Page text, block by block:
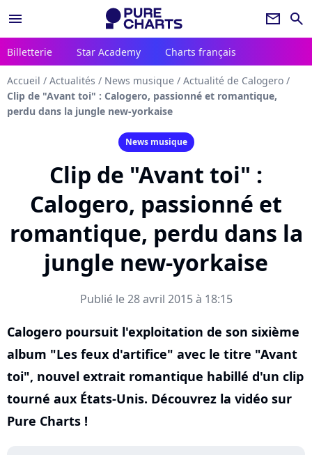
menu newsletter search
Billetterie Star Academy Charts français
Accueil / Actualités / News musique / Actualité de Calogero /
Clip de "Avant toi" : Calogero, passionné et romantique,
perdu dans la jungle new-yorkaise
News musique
Clip de "Avant toi" :
Calogero, passionné et
romantique, perdu dans la
jungle new-yorkaise
Publié le 28 avril 2015 à 18:15
Calogero poursuit l'exploitation de son sixième
album "Les feux d'artifice" avec le titre "Avant
toi", nouvel extrait romantique habillé d'un clip
tourné aux États-Unis. Découvrez la vidéo sur
Pure Charts !